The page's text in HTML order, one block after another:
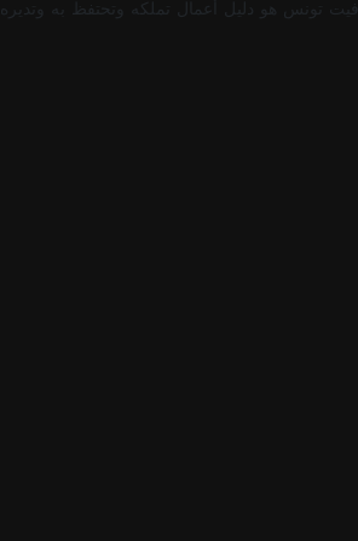
تونس هو دليل أعمال تملكه وتحتفظ به وتديره